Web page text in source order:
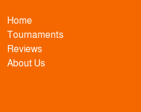
Home
Tournaments
Reviews
About Us